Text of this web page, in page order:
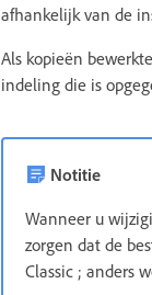
afhankelijk van de
Als kopieën
indeling die is
Notitie
Wanneer u
zorgen dat de
Classic ; anders